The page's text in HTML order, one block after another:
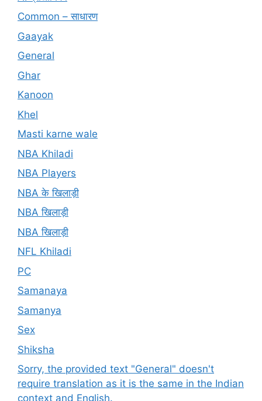
Common – साधारण
Gaayak
General
Ghar
Kanoon
Khel
Masti karne wale
NBA Khiladi
NBA Players
NBA के खिलाड़ी
NBA खिलाड़ी
NBA खिलाड़ी
NFL Khiladi
PC
Samanaya
Samanya
Sex
Shiksha
Sorry, the provided text "General" doesn't
require translation as it is the same in the Indian
context and English.